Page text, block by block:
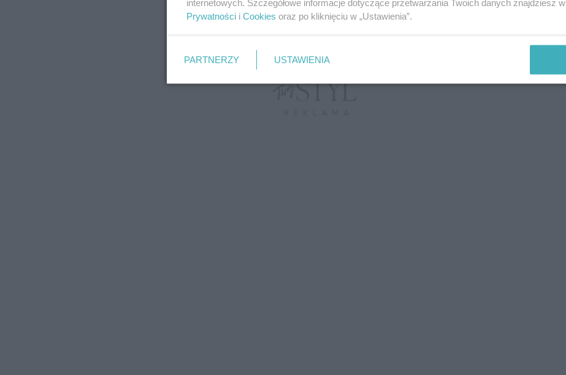
internetowych. Szczegółowe informacje dotyczące przetwarzania Twoich danych znajdziesz w
Prywatności i Cookies oraz po kliknięciu w „Ustawienia”.
PARTNERZY USTAWIENIA